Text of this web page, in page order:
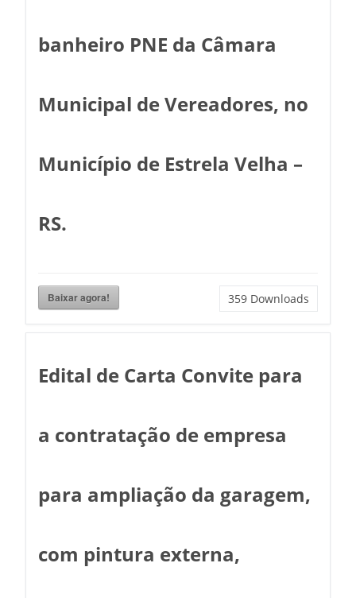
banheiro PNE da Câmara
Municipal de Vereadores, no
Município de Estrela Velha –
RS.
Baixar agora! 359Downloads
Edital de Carta Convite para
a contratação de empresa
para ampliação da garagem,
com pintura externa,